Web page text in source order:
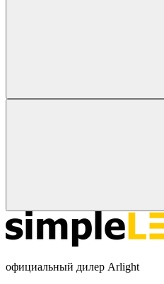
официальный дилер Arlight